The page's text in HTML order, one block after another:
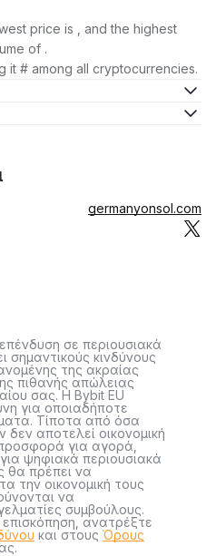
price is , and the highest
of .
it # among all cryptocurrencies.
germanyonsol.com
σε περιουσιακά
σημαντικούς κινδύνους
της ακραίας
πιθανής απώλειας
σας. Η Bybit EU
για οποιαδήποτε
Τίποτα από όσα
αποτελεί οικονομική
για αγορά,
ψηφιακά περιουσιακά
θα πρέπει να
την οικονομική τους
να
συμβούλους.
ανατρέξτε
και στους Όρους